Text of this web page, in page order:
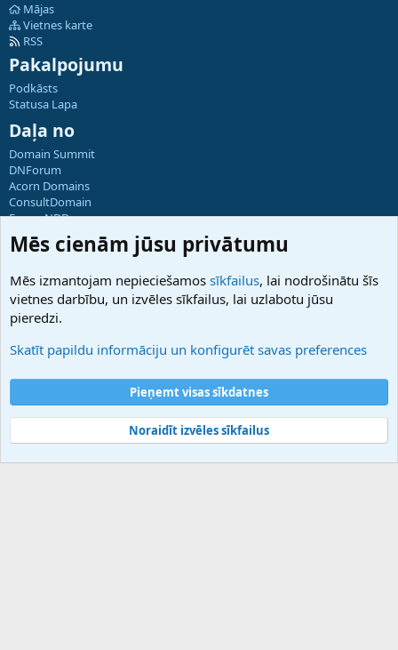
Mājas
Vietnes karte
RSS
Pakalpojumu
Podkāsts
Statusa Lapa
Daļa no
Domain Summit
DNForum
Acorn Domains
ConsultDomain
ForumNDD
Domainforum.ro
27.be
Hostmaria
Atbalsts
Palīdzība
Noteikumi un nosacījumi
Privātuma politika
Community platform by XenForo® © 2010-2025 XenForo Ltd.
Mēs cienām jūsu privātumu
Mēs izmantojam nepieciešamos sīkfailus, lai nodrošinātu šīs
vietnes darbību, un izvēles sīkfailus, lai uzlabotu jūsu
pieredzi.
Skatīt papildu informāciju un konfigurēt savas preferences
Pieņemt visas sīkdatnes
Noraidīt izvēles sīkfailus